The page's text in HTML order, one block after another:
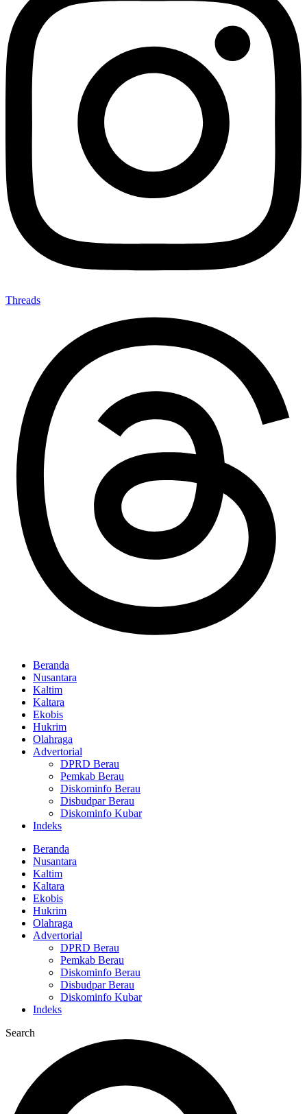
Threads
Beranda
Nusantara
Kaltim
Kaltara
Ekobis
Hukrim
Olahraga
Advertorial
DPRD Berau
Pemkab Berau
Diskominfo Berau
Disbudpar Berau
Diskominfo Kubar
Indeks
Beranda
Nusantara
Kaltim
Kaltara
Ekobis
Hukrim
Olahraga
Advertorial
DPRD Berau
Pemkab Berau
Diskominfo Berau
Disbudpar Berau
Diskominfo Kubar
Indeks
Search